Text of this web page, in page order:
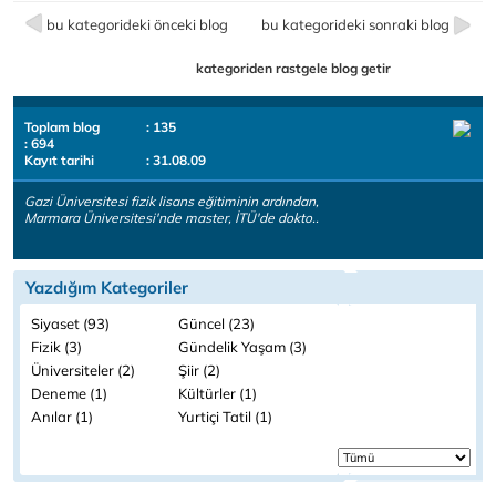
bu kategorideki önceki blog bu kategorideki sonraki blog
kategoriden rastgele blog getir
Toplam blog
: 135
: 694
Kayıt tarihi
: 31.08.09
Gazi Üniversitesi fizik lisans eğitiminin ardından,
Marmara Üniversitesi'nde master, İTÜ'de dokto..
Yazdığım Kategoriler
Siyaset (93)
Güncel (23)
Fizik (3)
Gündelik Yaşam (3)
Üniversiteler (2)
Şiir (2)
Deneme (1)
Kültürler (1)
Anılar (1)
Yurtiçi Tatil (1)